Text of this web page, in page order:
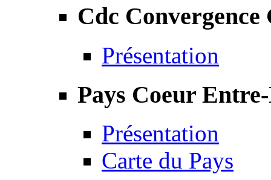
Cdc Convergence
Présentation
Pays Coeur
Présentation
Carte du Pays